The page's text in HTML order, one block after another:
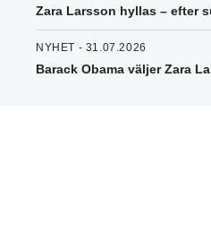
Zara Larsson hyllas – efter
NYHET - 31.07.2026
Barack Obama väljer Zara